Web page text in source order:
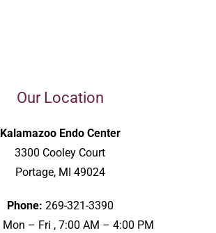
Our Location
Kalamazoo Endo Center
3300 Cooley Court
Portage, MI 49024
Phone: 269-321-3390
Mon – Fri , 7:00 AM – 4:00 PM